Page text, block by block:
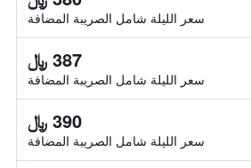
سعر الليلة شامل الصريبة المضافة
387 ﷼
سعر الليلة شامل الصريبة المضافة
390 ﷼
سعر الليلة شامل الصريبة المضافة